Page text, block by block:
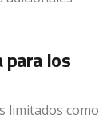
para los
limitados como